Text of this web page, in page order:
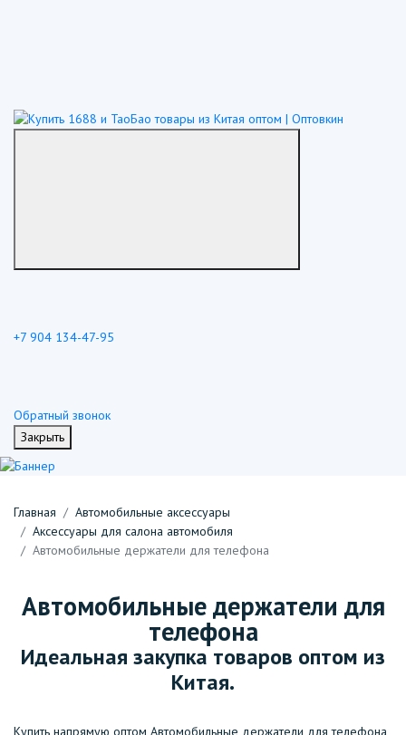
+7 904 134-47-95
Обратный звонок
Закрыть
Главная
Автомобильные аксессуары
Аксессуары для салона автомобиля
Автомобильные держатели для телефона
Автомобильные держатели для
телефона
Идеальная закупка товаров оптом из
Китая.
Купить напрямую оптом Автомобильные держатели для телефона